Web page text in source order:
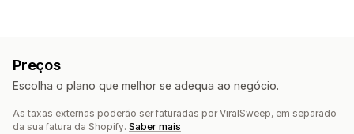
Sorteios
Registo automático Recompensas de inquéritos
Preços
Escolha o plano que melhor se adequa ao negócio.
As taxas externas poderão ser faturadas por ViralSweep, em separado
da sua fatura da Shopify. Saber mais